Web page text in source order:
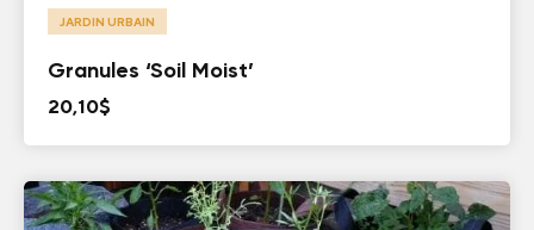
JARDIN URBAIN
Granules ‘Soil Moist’
20,10$